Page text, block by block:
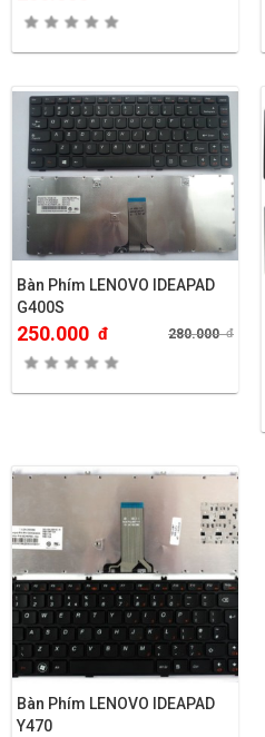
Bàn Phím LENOVO IDEAPAD
G400S
250.000 đ 280.000đ
Bàn Phím LENOVO IDEAPAD
Y470